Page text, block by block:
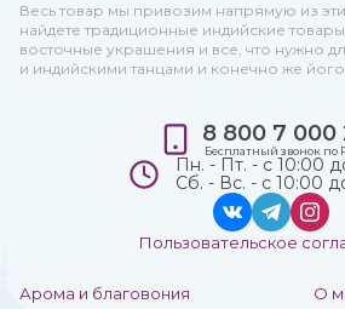
Весь товар мы привозим напрямую из
найдете традиционные индийские
восточные украшения и все, что нужно
и индийскими танцами и конечно же
Арома и благовония
О
8 800 7 000
Бесплатный звонок по
Пн. - Пт. - с 10:00
Сб. - Вс. - с 10:00
Пользовательское